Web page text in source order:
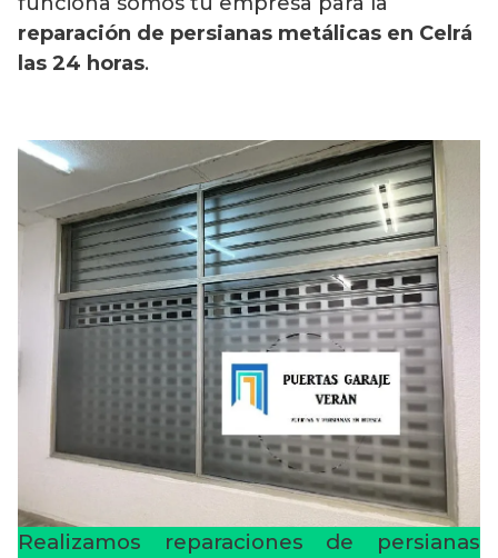
reparación de persianas metálicas en Celrá
las 24 horas.
Realizamos reparaciones de persianas